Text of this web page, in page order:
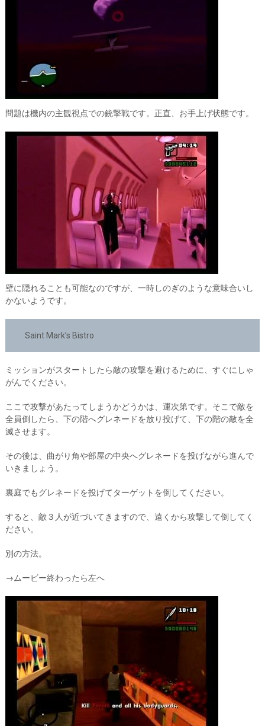
問題は機内の主観視点での銃撃戦です。正直、お手上げ状態です。
壁に隠れることも可能なのですが、一時しのぎのような意味合いし
かないようです。
Saint Mark’s Bistro
ミッションがスタートしたら敵の攻撃を避けるために、すぐにしゃ
がんでください。
ここで攻撃があたってしまうかどうかは、運次第です。そこで敵を
全員倒したら、下の階へグレネードを放り投げて、下の階の敵を全
滅させます。
その後は、曲がり角や部屋の中央へグレネードを投げながら進んで
いきましょう。
裏庭でもグレネードを投げてターゲットを倒してください。
すると、敵３人が近づいてきますので、遠くから攻撃して倒してく
ださい。
別の方法。
→ムービー終わったら左へ